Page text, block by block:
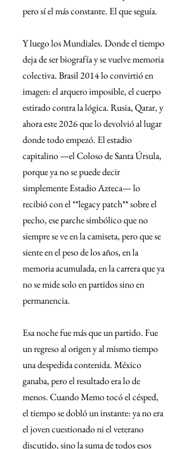
pero sí el más constante. El que seguía.
Y luego los Mundiales. Donde el tiempo
deja de ser biografía y se vuelve memoria
colectiva. Brasil 2014 lo convirtió en
imagen: el arquero imposible, el cuerpo
estirado contra la lógica. Rusia, Qatar, y
ahora este 2026 que lo devolvió al lugar
donde todo empezó. El estadio
capitalino —el Coloso de Santa Úrsula,
porque ya no se puede decir
simplemente Estadio Azteca— lo
recibió con el **legacy patch** sobre el
pecho, ese parche simbólico que no
siempre se ve en la camiseta, pero que se
siente en el peso de los años, en la
memoria acumulada, en la carrera que ya
no se mide solo en partidos sino en
permanencia.
Esa noche fue más que un partido. Fue
un regreso al origen y al mismo tiempo
una despedida contenida. México
ganaba, pero el resultado era lo de
menos. Cuando Memo tocó el césped,
el tiempo se dobló un instante: ya no era
el joven cuestionado ni el veterano
discutido, sino la suma de todos esos